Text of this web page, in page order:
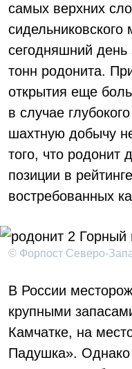
самых верхних
сегодняшний день
тонн родонита.
открытия еще
в случае
шахтную добычу
того, что родонит
позиции в
востребованных
© Форпост Северо-
В России
крупными
Камчатке, на
Падушка». Однако